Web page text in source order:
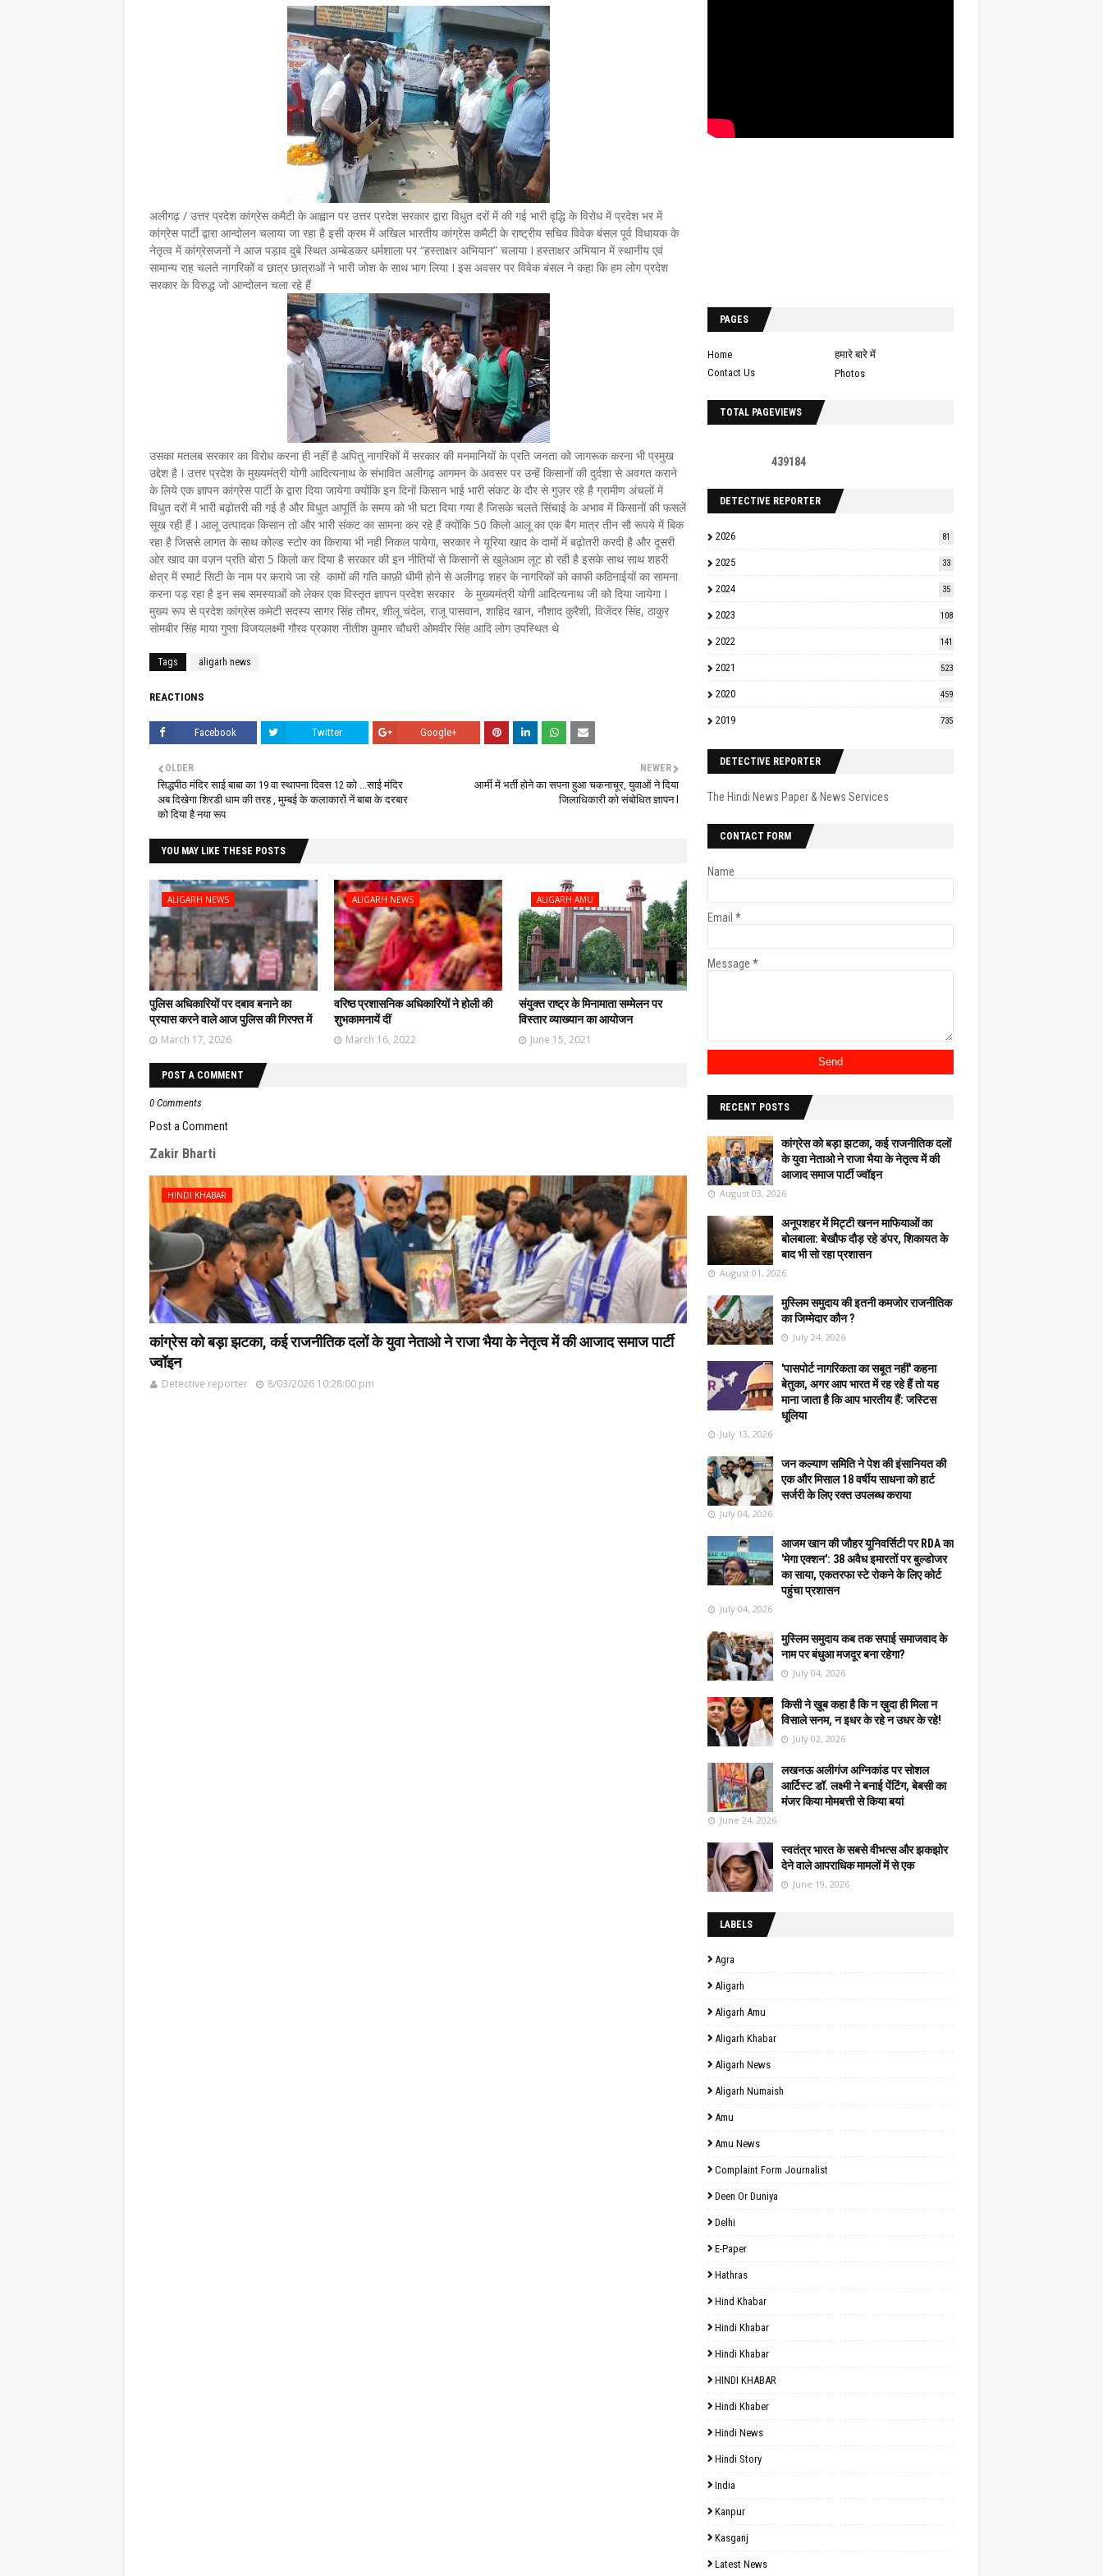
अलीगढ़ / उत्तर प्रदेश कांग्रेस कमैटी के आह्वान पर उत्तर प्रदेश सरकार द्वारा विधुत दरों में की गई भारी वृद्धि के विरोध में प्रदेश भर में
कांग्रेस पार्टी द्वारा आन्दोलन चलाया जा रहा है इसी क्रम में अखिल भारतीय कांग्रेस कमैटी के राष्ट्रीय सचिव विवेक बंसल पूर्व विधायक के
नेतृत्व में कांग्रेसजनों ने आज पड़ाव दुबे स्थित अम्बेडकर धर्मशाला पर “हस्ताक्षर अभियान” चलाया I हस्ताक्षर अभियान में स्थानीय एवं
सामान्य राह चलते नागरिकों व छात्र छात्राओं ने भारी जोश के साथ भाग लिया I इस अवसर पर विवेक बंसल ने कहा कि हम लोग प्रदेश
सरकार के विरुद्ध जो आन्दोलन चला रहे हैं
उसका मतलब सरकार का विरोध करना ही नहीं है अपितु नागरिकों में सरकार की मनमानियों के प्रति जनता को जागरूक करना भी प्रमुख
उद्देश है I उत्तर प्रदेश के मुख्यमंत्री योगी आदित्यनाथ के संभावित अलीगढ़ आगमन के अवसर पर उन्हें किसानों की दुर्दशा से अवगत कराने
के लिये एक ज्ञापन कांग्रेस पार्टी के द्वारा दिया जायेगा क्योंकि इन दिनों किसान भाई भारी संकट के दौर से गुज़र रहे है ग्रामीण अंचलों में
विधुत दरों में भारी बढ़ोतरी की गई है और विधुत आपूर्ति के समय को भी घटा दिया गया है जिसके चलते सिंचाई के अभाव में किसानों की फसलें
सूख रही हैं I आलू उत्पादक किसान तो और भारी संकट का सामना कर रहे हैं क्योंकि 50 किलो आलू का एक बैग मात्र तीन सौ रूपये में बिक
रहा है जिससे लागत के साथ कोल्ड स्टोर का किराया भी नही निकल पायेगा, सरकार ने यूरिया खाद के दामों में बढ़ोतरी करदी है और दूसरी
ओर खाद का वज़न प्रति बोरा 5 किलो कर दिया है सरकार की इन नीतियों से किसानों से खुलेआम लूट हो रही है इसके साथ साथ शहरी
क्षेत्र में स्मार्ट सिटी के नाम पर कराये जा रहे कामों की गति काफ़ी धीमी होने से अलीगढ़ शहर के नागरिकों को काफी कठिनाईयों का सामना
करना पड़ रहा है इन सब समस्याओं को लेकर एक विस्तृत ज्ञापन प्रदेश सरकार के मुख्यमंत्री योगी आदित्यनाथ जी को दिया जायेगा I
मुख्य रूप से प्रदेश कांग्रेस कमेटी सदस्य सागर सिंह तौमर, शीलू चंदेल, राजू पासवान, शाहिद खान, नौशाद कुरैशी, विजेंदर सिंह, ठाकुर
सोमबीर सिंह माया गुप्ता विजयलक्ष्मी गौरव प्रकाश नीतीश कुमार चौधरी ओमवीर सिंह आदि लोग उपस्थित थे
Tags aligarh news
REACTIONS
Facebook Twitter Google+
NEWER
आर्मी में भर्ती होने का सपना हुआ चकनाचूर, युवाओं ने दिया
जिलाधिकारी को संबोधित ज्ञापन l
OLDER
सिद्धपीठ मंदिर साई बाबा का 19 वा स्थापना दिवस 12 को ...साई मंदिर
अब दिखेगा शिरडी धाम की तरह , मुम्बई के कलाकारों नें बाबा के दरबार
को दिया है नया रूप
YOU MAY LIKE THESE POSTS
ALIGARH NEWS
पुलिस अधिकारियों पर दबाव बनाने का
प्रयास करने वाले आज पुलिस की गिरफ्त में
March 17, 2026
ALIGARH NEWS
वरिष्ठ प्रशासनिक अधिकारियों ने होली की
शुभकामनायें दीं
March 16, 2022
ALIGARH AMU
संयुक्त राष्ट्र के मिनामाता सम्मेलन पर
विस्तार व्याख्यान का आयोजन
June 15, 2021
POST A COMMENT
0 Comments
Post a Comment
Zakir Bharti
HINDI KHABAR
कांग्रेस को बड़ा झटका, कई राजनीतिक दलों के युवा नेताओ ने राजा भैया के नेतृत्व में की आजाद समाज पार्टी
ज्वॉइन
Detective reporter 8/03/2026 10:28:00 pm
PAGES
Home
हमारे बारे में
Contact Us
Photos
TOTAL PAGEVIEWS
4391 84
DETECTIVE REPORTER
2026 81
2025 33
2024 35
2023 108
2022 141
2021 523
2020 459
2019 735
DETECTIVE REPORTER
The Hindi News Paper & News Services
CONTACT FORM
Name
Email *
Message *
RECENT POSTS
कांग्रेस को बड़ा झटका, कई राजनीतिक दलों
के युवा नेताओ ने राजा भैया के नेतृत्व में की
आजाद समाज पार्टी ज्वॉइन
August 03, 2026
अनूपशहर में मिट्टी खनन माफियाओं का
बोलबाला: बेखौफ दौड़ रहे डंपर, शिकायत के
बाद भी सो रहा प्रशासन
August 01, 2026
मुस्लिम समुदाय की इतनी कमजोर राजनीतिक
का जिम्मेदार कौन ?
July 24, 2026
'पासपोर्ट नागरिकता का सबूत नहीं' कहना
बेतुका, अगर आप भारत में रह रहे हैं तो यह
माना जाता है कि आप भारतीय हैं: जस्टिस
धूलिया
July 13, 2026
जन कल्याण समिति ने पेश की इंसानियत की
एक और मिसाल 18 वर्षीय साधना को हार्ट
सर्जरी के लिए रक्त उपलब्ध कराया
July 04, 2026
आजम खान की जौहर यूनिवर्सिटी पर RDA का
'मेगा एक्शन': 38 अवैध इमारतों पर बुल्डोजर
का साया, एकतरफा स्टे रोकने के लिए कोर्ट
पहुंचा प्रशासन
July 04, 2026
मुस्लिम समुदाय कब तक सपाई समाजवाद के
नाम पर बंधुआ मजदूर बना रहेगा?
July 04, 2026
किसी ने ख़ूब कहा है कि न ख़ुदा ही मिला न
विसाले सनम, न इधर के रहे न उधर के रहे!
July 02, 2026
लखनऊ अलीगंज अग्निकांड पर सोशल
आर्टिस्ट डॉ. लक्ष्मी ने बनाई पेंटिंग, बेबसी का
मंजर किया मोमबत्ती से किया बयां
June 24, 2026
स्वतंत्र भारत के सबसे वीभत्स और झकझोर
देने वाले आपराधिक मामलों में से एक
June 19, 2026
LABELS
Agra
Aligarh
Aligarh Amu
Aligarh Khabar
Aligarh News
Aligarh Numaish
Amu
Amu News
Complaint Form Journalist
Deen Or Duniya
Delhi
E-Paper
Hathras
Hind Khabar
Hindi Khabar
Hindi Khabar
HINDI KHABAR
Hindi Khaber
Hindi News
Hindi Story
India
Kanpur
Kasganj
Latest News